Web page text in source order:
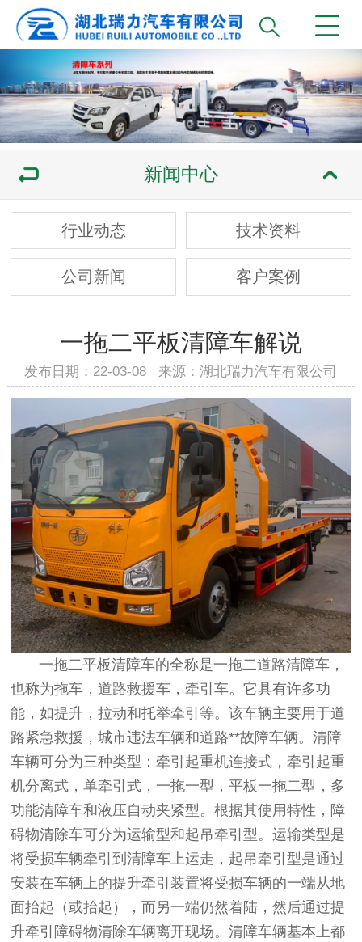
新闻中心
行业动态 技术资料
公司新闻 客户案例
一拖二平板清障车解说
发布日期：22-03-08 来源：湖北瑞力汽车有限公司
一拖二平板清障车的全称是一拖二道路清障车，
也称为拖车，道路救援车，牵引车。它具有许多功
能，如提升，拉动和托举牵引等。该车辆主要用于道
路紧急救援，城市违法车辆和道路**故障车辆。清障
车辆可分为三种类型：牵引起重机连接式，牵引起重
机分离式，单牵引式，一拖一型，平板一拖二型，多
功能清障车和液压自动夹紧型。根据其使用特性，障
碍物清除车可分为运输型和起吊牵引型。运输类型是
将受损车辆牵引到清障车上运走，起吊牵引型是通过
安装在车辆上的提升牵引装置将受损车辆的一端从地
面抬起（或抬起），而另一端仍然着陆，然后通过提
升牵引障碍物清除车辆离开现场。清障车辆基本上都